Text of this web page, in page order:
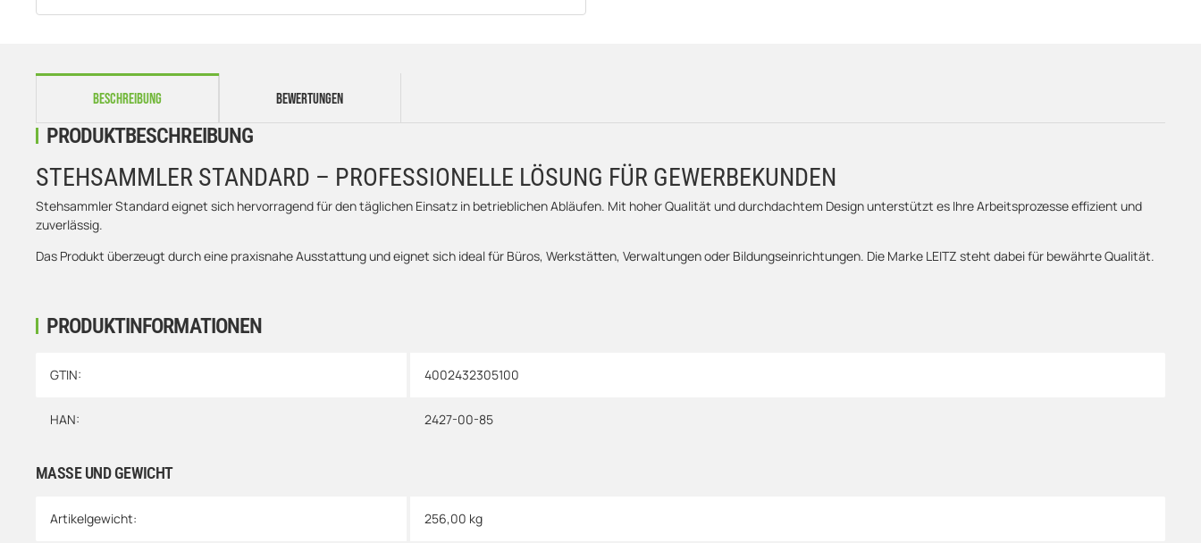
BESCHREIBUNG BEWERTUNGEN
PRODUKTINFORMATIONEN
Produkteigenschaft
Wert
GTIN: 4002432305100
HAN: 2427-00-85
MASSE UND GEWICHT
Artikelgewicht: 256,00 kg
PRODUKTBESCHREIBUNG
STEHSAMMLER STANDARD – PROFESSIONELLE LÖSUNG FÜR GEWERBEKUNDEN
Stehsammler Standard eignet sich hervorragend für den täglichen Einsatz in betrieblichen Abläufen. Mit hoher Qualität und durchdachtem Design unterstützt es Ihre Arbeitsprozesse effizient und
zuverlässig.
Das Produkt überzeugt durch eine praxisnahe Ausstattung und eignet sich ideal für Büros, Werkstätten, Verwaltungen oder Bildungseinrichtungen. Die Marke LEITZ steht dabei für bewährte Qualität.